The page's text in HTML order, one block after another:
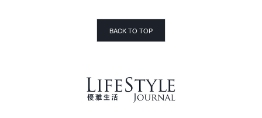
BACK TO TOP